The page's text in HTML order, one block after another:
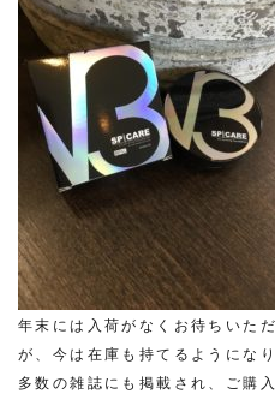
年末には入荷がなくお待ちいた
が、今は在庫も持てるようになり
多数の雑誌にも掲載され、ご購